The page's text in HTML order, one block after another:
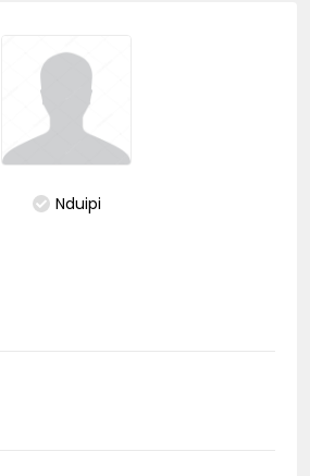
Nduipi